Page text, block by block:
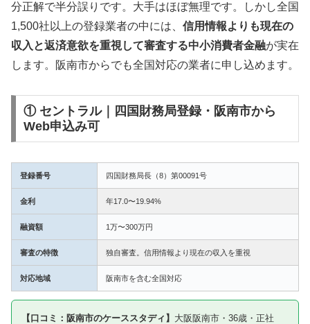
分正解で半分誤りです。大手はほぼ無理です。しかし全国
1,500社以上の登録業者の中には、 信用情報よりも現在の
収入と返済意欲を重視して審査する中小消費者金融が実在
します。阪南市からでも全国対応の業者に申し込めます。
① セントラル｜四国財務局登録・阪南市から
Web申込み可
登録番号 四国財務局長（8）第00091号
金利 年17.0〜19.94%
融資額 1万〜300万円
審査の特徴 独自審査。信用情報より現在の収入を重視
対応地域 阪南市を含む全国対応
【口コミ：阪南市のケーススタディ】 大阪阪南市・36歳・正社